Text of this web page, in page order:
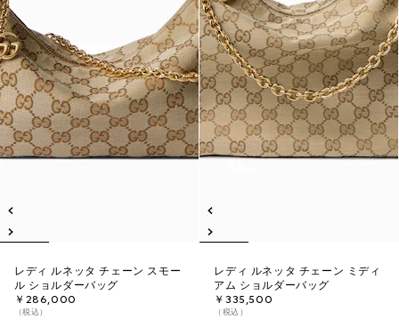
レディ ルネッタ チェーン スモー
ル ショルダーバッグ
￥286,000
（税込）
レディ ルネッタ チェーン ミディ
アム ショルダーバッグ
￥335,500
（税込）